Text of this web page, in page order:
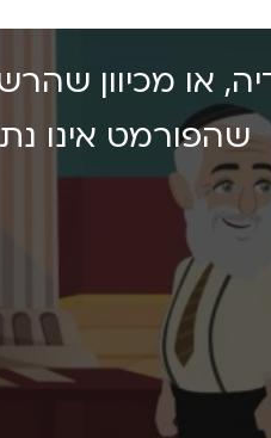
או מכיוון
שהפורמט אינו